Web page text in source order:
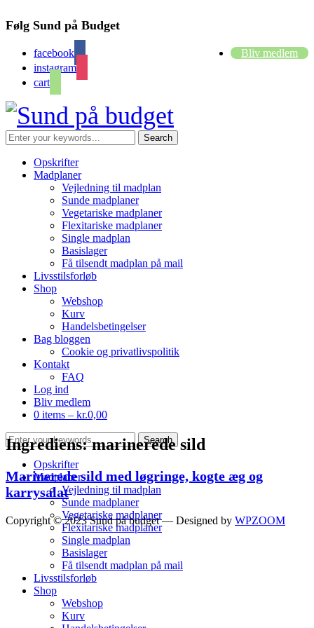
Følg Sund på Budget
facebook
instagram
cart
Bliv medlem
Opskrifter
Madplaner
Vejledning til madplan
Sunde madplaner
Vegetariske madplaner
Flexitariske madplaner
Single madplan
Basislager
Få tilsendt madplan på mail
Livsstilsforløb
Shop
Webshop
Kurv
Handelsbetingelser
Bag bloggen
Cookie og privatlivspolitik
Kontakt
FAQ
Log ind
Bliv medlem
0 items – kr.0,00
Opskrifter
Madplaner
Vejledning til madplan
Sunde madplaner
Vegetariske madplaner
Flexitariske madplaner
Single madplan
Basislager
Få tilsendt madplan på mail
Livsstilsforløb
Shop
Webshop
Kurv
Ingrediens:marinerede sild
Marinerede sild med løgringe, kogte æg og
karrysalat
Copyright © 2023 Sund på budget — Designed by WPZOOM